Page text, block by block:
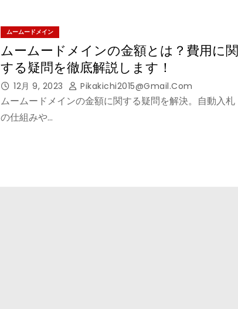
ムームードメイン
ムームードメインの金額とは？費用に関
する疑問を徹底解説します！
12月 9, 2023 Pikakichi2015@gmail.com
ムームードメインの金額に関する疑問を解決。自動入札
の仕組みや…